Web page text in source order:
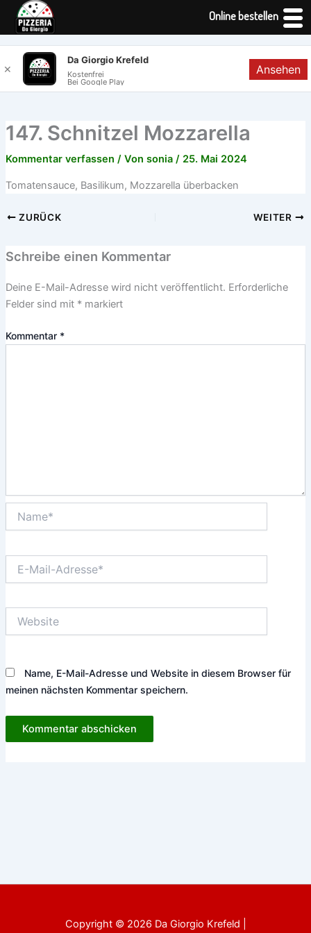
Inhalt
springen
147. Schnitzel Mozzarella
Kommentar verfassen / Von sonia / 25. Mai 2024
Tomatensauce, Basilikum, Mozzarella überbacken
ZURÜCK WEITER
Schreibe einen Kommentar
Deine E-Mail-Adresse wird nicht veröffentlicht. Erforderliche
Felder sind mit *markiert
Kommentar *
Mail-
Name, E-Mail-Adresse und Website in diesem Browser für
meinen nächsten Kommentar speichern.
Copyright © 2026 Da Giorgio Krefeld |
Online bestellen
✕
Da Giorgio Krefeld
Kostenfrei
Bei Google Play
Ansehen